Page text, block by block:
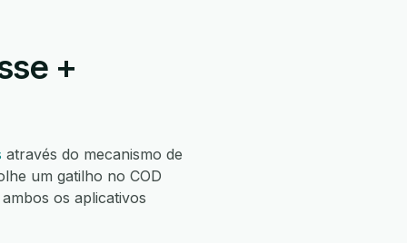
+
através do mecanismo de
um gatilho no COD
os aplicativos